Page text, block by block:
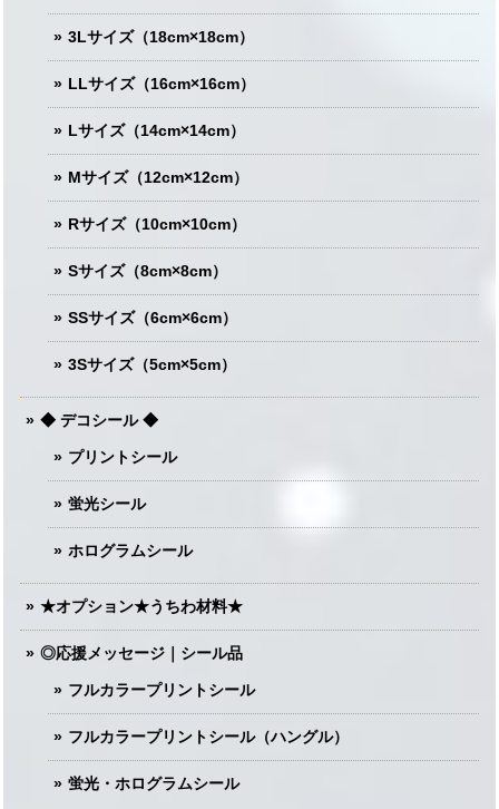
3Lサイズ（18cm×18cm）
LLサイズ（16cm×16cm）
Lサイズ（14cm×14cm）
Mサイズ（12cm×12cm）
Rサイズ（10cm×10cm）
Sサイズ（8cm×8cm）
SSサイズ（6cm×6cm）
3Sサイズ（5cm×5cm）
◆ デコシール ◆
プリントシール
蛍光シール
ホログラムシール
★オプション★うちわ材料★
◎応援メッセージ｜シール品
フルカラープリントシール
フルカラープリントシール（ハングル）
蛍光・ホログラムシール